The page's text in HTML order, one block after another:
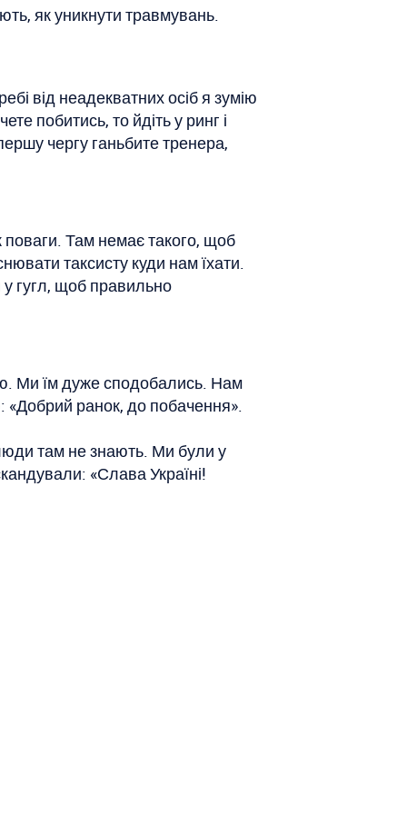
як уникнути травмувань.
від неадекватних осіб я зумію
побитись, то йдіть у ринг і
чергу ганьбите тренера,
Там немає такого, щоб
таксисту куди нам їхати.
у гугл, щоб правильно
Ми їм дуже сподобались. Нам
«Добрий ранок, до побачення».
там не знають. Ми були у
«Слава Україні!